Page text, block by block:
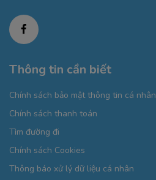
Thông tin cần biết
Chính sách bảo mật thông tin cá nhân
Chính sách thanh toán
Tìm đường đi
Chính sách Cookies
Thông báo xử lý dữ liệu cá nhân